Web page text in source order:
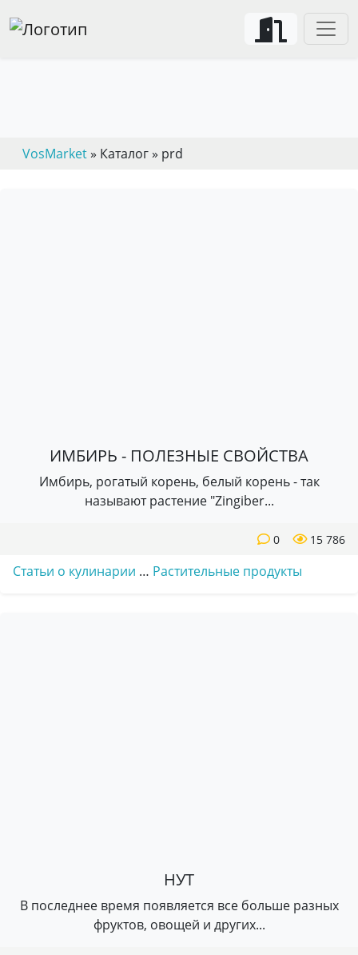
VosMarket» Каталог » prd
ИМБИРЬ - ПОЛЕЗНЫЕ СВОЙСТВА
Имбирь, рогатый корень, белый корень - так
называют растение "Zingiber...
15 786
0
Статьи о кулинарии … Растительные продукты
НУТ
В последнее время появляется все больше разных
фруктов, овощей и других...